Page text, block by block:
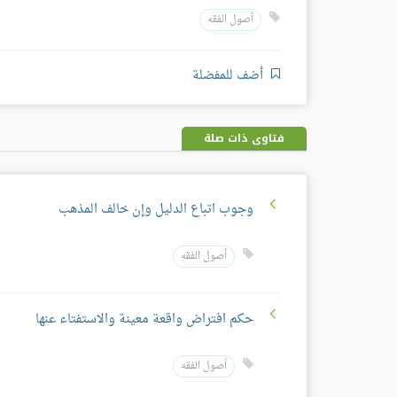
أصول الفقه
أضف للمفضلة
فتاوى ذات صلة
وجوب اتباع الدليل وإن خالف المذهب
أصول الفقه
حكم افتراض واقعة معينة والاستفتاء عنها
أصول الفقه